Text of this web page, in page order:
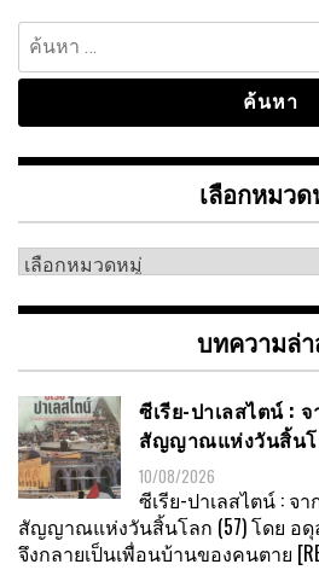
ค้นหา
สำหรับ:
เลือกหมว
เลือก
หมู่
บทความล่
ซีเรีย-ปาเลสไตน์ :
สัญญาณแห่งวันสิ้นโ
10/08/2026
ซีเรีย-ปาเลสไตน์ :
สัญญาณแห่งวันสิ้นโลก (57) โดย อดุ
จึงกลายเป็นเพื่อนบ้านของคนตาย